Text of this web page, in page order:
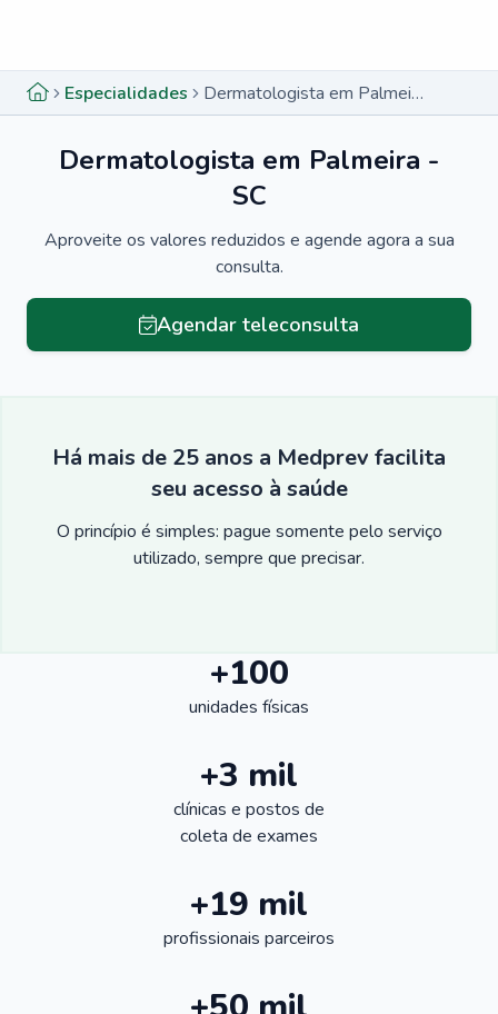
Especialidades Dermatologista em Palmeira - SC
Dermatologista em Palmeira -
SC
Aproveite os valores reduzidos e agende agora a sua
consulta.
Agendar teleconsulta
Há mais de 25 anos a Medprev facilita
seu acesso à saúde
O princípio é simples: pague somente pelo serviço
utilizado, sempre que precisar.
+100
unidades físicas
+3 mil
clínicas e postos de
coleta de exames
+19 mil
profissionais parceiros